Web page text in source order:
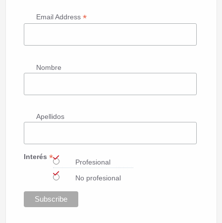
Email Address *
Nombre
Apellidos
Interés *
Profesional
No profesional